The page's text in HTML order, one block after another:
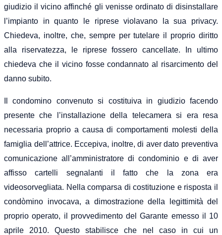
giudizio il vicino affinché gli venisse ordinato di disinstallare
l’impianto in quanto le riprese violavano la sua privacy.
Chiedeva, inoltre, che, sempre per tutelare il proprio diritto
alla riservatezza, le riprese fossero cancellate. In ultimo
chiedeva che il vicino fosse condannato al risarcimento del
danno subito.
Il condomino convenuto si costituiva in giudizio facendo
presente che l’installazione della telecamera si era resa
necessaria proprio a causa di comportamenti molesti della
famiglia dell’attrice. Eccepiva, inoltre, di aver dato preventiva
comunicazione all’amministratore di condominio e di aver
affisso cartelli segnalanti il fatto che la zona era
videosorvegliata. Nella comparsa di costituzione e risposta il
condòmino invocava, a dimostrazione della legittimità del
proprio operato, il provvedimento del Garante emesso il 10
aprile 2010. Questo stabilisce che nel caso in cui un